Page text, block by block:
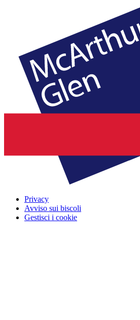
Privacy
Avviso sui biscoli
Gestisci i cookie